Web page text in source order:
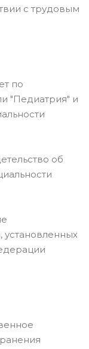
с трудовым
по
"Педиатрия" и
об
установленных